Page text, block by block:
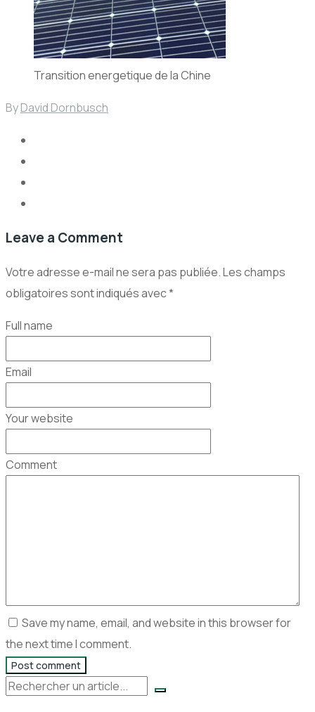
Transition energetique de la Chine
ByDavid Dornbusch
Leave a Comment
Votre adresse e-mail ne sera pas publiée.Les champs
obligatoires sont indiqués avec*
Full name
Email
Your website
Comment
Save my name, email, and website in this browser for
the next time I comment.
Post comment
Rechercher